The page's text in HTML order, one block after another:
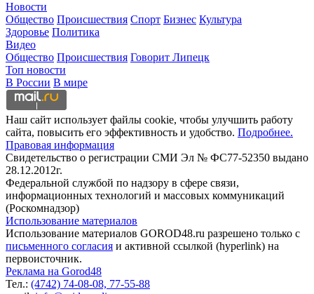
Новости
Общество Происшествия Спорт Бизнес Культура
Здоровье Политика
Видео
Общество Происшествия Говорит Липецк
Топ новости
В России В мире
Наш сайт использует файлы cookie, чтобы улучшить работу
сайта, повысить его эффективность и удобство. Подробнее.
Правовая информация
Свидетельство о регистрации СМИ Эл № ФС77-52350 выдано
28.12.2012г.
Федеральной службой по надзору в сфере связи,
информационных технологий и массовых коммуникаций
(Роскомнадзор)
Использование материалов
Использование материалов GOROD48.ru разрешено только с
письменного согласия и активной ссылкой (hyperlink) на
первоисточник.
Реклама на Gorod48
Тел.: (4742) 74-08-08, 77-55-88